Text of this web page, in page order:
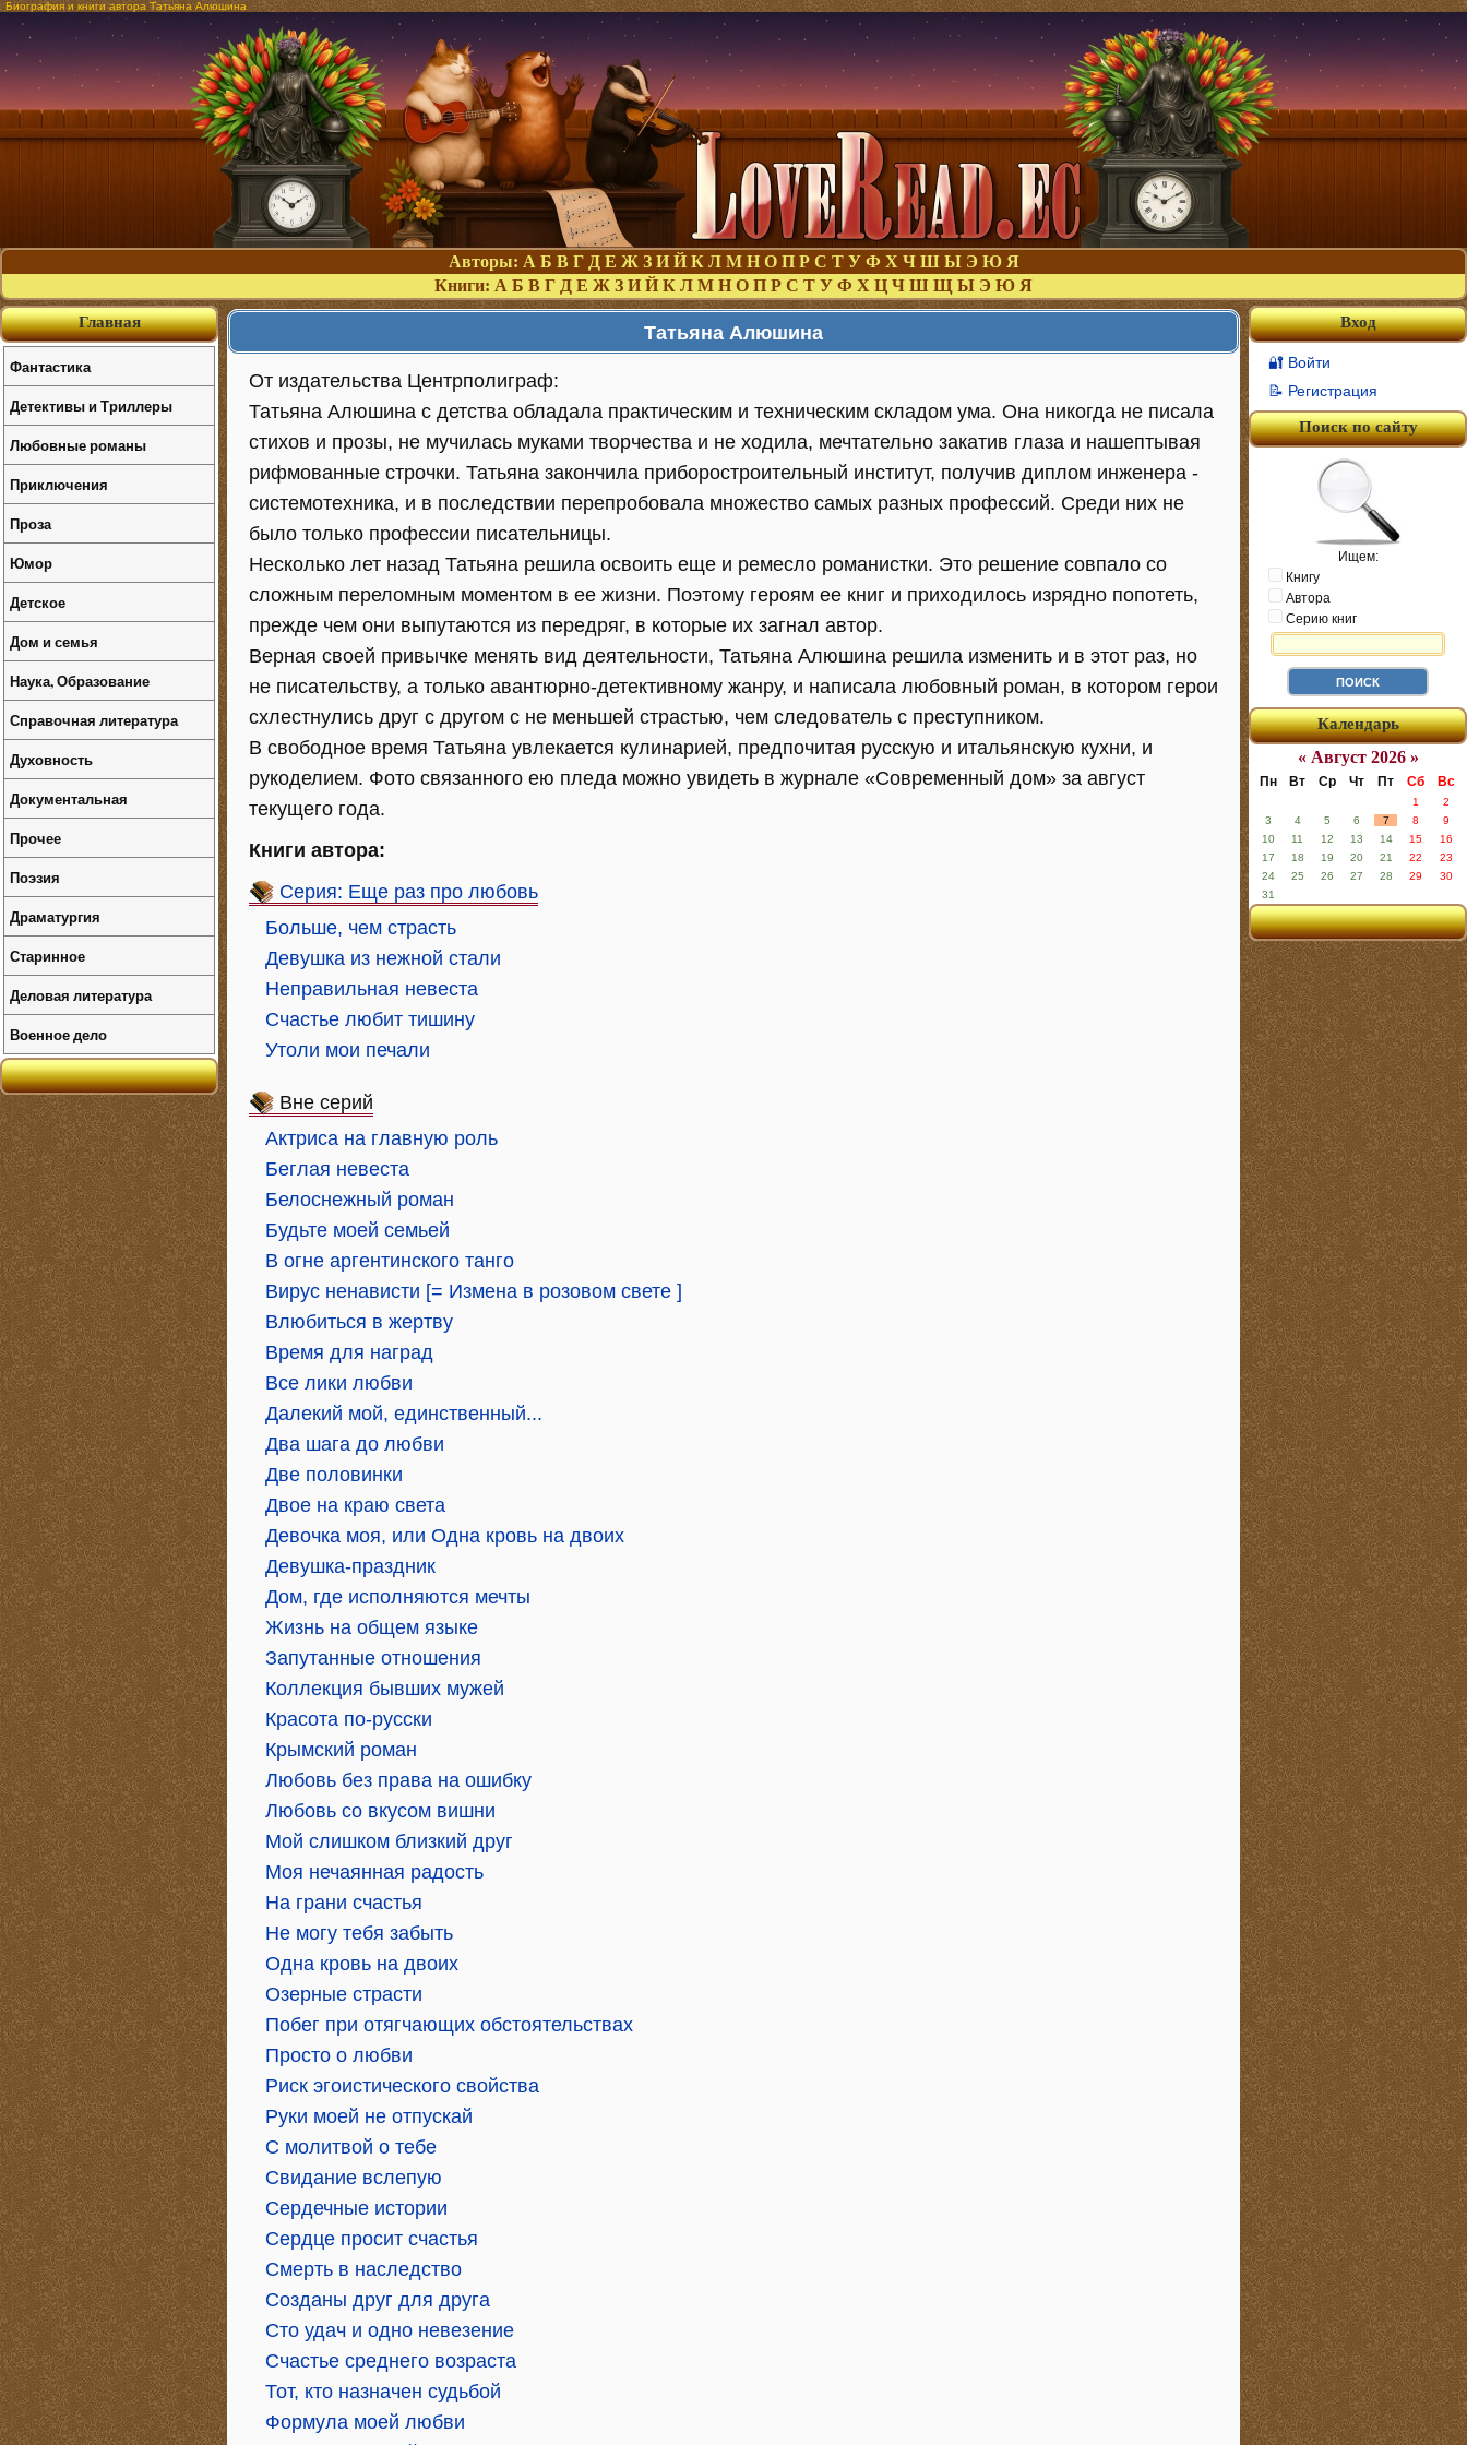
Биография и книги автора Татьяна Алюшина
Авторы: А Б В Г Д Е Ж З И Й К Л М Н О П Р С Т У Ф Х Ч Ш Ы Э Ю Я
Книги: А Б В Г Д Е Ж З И Й К Л М Н О П Р С Т У Ф Х Ц Ч Ш Щ Ы Э Ю Я
Татьяна Алюшина
От издательства Центрполиграф:
Татьяна Алюшина с детства обладала практическим и техническим складом ума. Она никогда не писала
стихов и прозы, не мучилась муками творчества и не ходила, мечтательно закатив глаза и нашептывая
рифмованные строчки. Татьяна закончила приборостроительный институт, получив диплом инженера -
системотехника, и в последствии перепробовала множество самых разных профессий. Среди них не
было только профессии писательницы.
Несколько лет назад Татьяна решила освоить еще и ремесло романистки. Это решение совпало со
сложным переломным моментом в ее жизни. Поэтому героям ее книг и приходилось изрядно попотеть,
прежде чем они выпутаются из передряг, в которые их загнал автор.
Верная своей привычке менять вид деятельности, Татьяна Алюшина решила изменить и в этот раз, но
не писательству, а только авантюрно-детективному жанру, и написала любовный роман, в котором герои
схлестнулись друг с другом с не меньшей страстью, чем следователь с преступником.
В свободное время Татьяна увлекается кулинарией, предпочитая русскую и итальянскую кухни, и
рукоделием. Фото связанного ею пледа можно увидеть в журнале «Современный дом» за август
текущего года.
Книги автора:
Серия: Еще раз про любовь
Больше, чем страсть
Девушка из нежной стали
Неправильная невеста
Счастье любит тишину
Утоли мои печали
Вне серий
Актриса на главную роль
Беглая невеста
Белоснежный роман
Будьте моей семьей
В огне аргентинского танго
Вирус ненависти [= Измена в розовом свете ]
Влюбиться в жертву
Время для наград
Все лики любви
Далекий мой, единственный...
Два шага до любви
Две половинки
Двое на краю света
Девочка моя, или Одна кровь на двоих
Девушка-праздник
Дом, где исполняются мечты
Жизнь на общем языке
Запутанные отношения
Коллекция бывших мужей
Красота по-русски
Крымский роман
Любовь без права на ошибку
Любовь со вкусом вишни
Мой слишком близкий друг
Моя нечаянная радость
На грани счастья
Не могу тебя забыть
Одна кровь на двоих
Озерные страсти
Побег при отягчающих обстоятельствах
Просто о любви
Риск эгоистического свойства
Руки моей не отпускай
С молитвой о тебе
Свидание вслепую
Сердечные истории
Сердце просит счастья
Смерть в наследство
Созданы друг для друга
Сто удач и одно невезение
Счастье среднего возраста
Тот, кто назначен судьбой
Формула моей любви
Вход
🔐 Войти
📝 Регистрация
Поиск по сайту
Ищем:
Книгу
Автора
Серию книг
Календарь
« Август 2026 »
Пн Вт Ср Чт Пт Сб Вс
1
2
3
4 5 6 7 8
9
10
11 12 13 14 15
16
17
18 19 20 21 22
23
24
25 26 27 28 29
30
31
Главная
Фантастика
Детективы и Триллеры
Любовные романы
Приключения
Проза
Юмор
Детское
Дом и семья
Наука, Образование
Справочная литература
Духовность
Документальная
Прочее
Поэзия
Драматургия
Старинное
Деловая литература
Военное дело